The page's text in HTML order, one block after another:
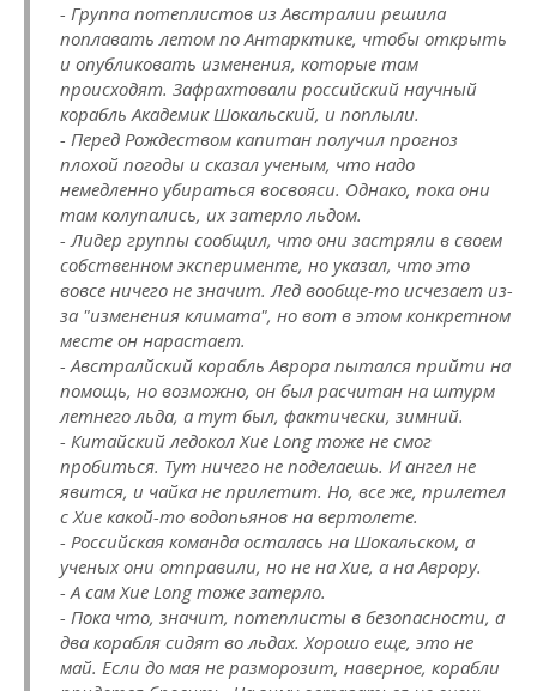
- Группа потеплистов из Австралии решила
поплавать летом по Антарктике, чтобы открыть
и опубликовать изменения, которые там
происходят. Зафрахтовали российский научный
корабль Академик Шокальский, и поплыли.
- Перед Рождеством капитан получил прогноз
плохой погоды и сказал ученым, что надо
немедленно убираться восвояси. Однако, пока они
там колупались, их затерло льдом.
- Лидер группы сообщил, что они застряли в своем
собственном эксперименте, но указал, что это
вовсе ничего не значит. Лед вообще-то исчезает из-
за "изменения климата", но вот в этом конкретном
месте он нарастает.
- Австралйский корабль Аврора пытался прийти на
помощь, но возможно, он был расчитан на штурм
летнего льда, а тут был, фактически, зимний.
- Китайский ледокол Xue Long тоже не смог
пробиться. Тут ничего не поделаешь. И ангел не
явится, и чайка не прилетит. Но, все же, прилетел
с Xue какой-то водопьянов на вертолете.
- Российская команда осталась на Шокальском, а
ученых они отправили, но не на Xue, а на Аврору.
- А сам Xue Long тоже затерло.
- Пока что, значит, потеплисты в безопасности, а
два корабля сидят во льдах. Хорошо еще, это не
май. Если до мая не разморозит, наверное, корабли